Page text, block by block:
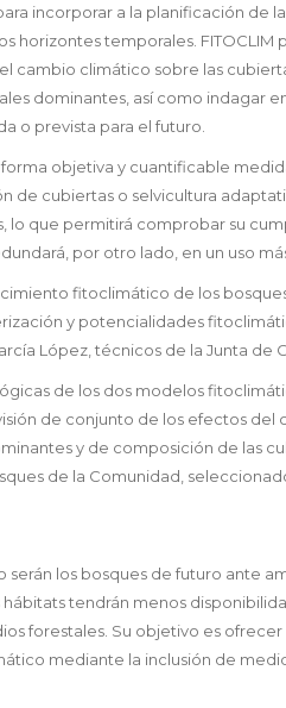
incorporar a la planificación de
horizontes temporales.
cambio climático sobre las
dominantes, así como indagar
o prevista para el futuro.
objetiva y cuantificable
de cubiertas o selvicultura
que permitirá comprobar su
por otro lado, en un uso
fitoclimático de los
y potencialidades
López, técnicos de la Junta de
de los dos modelos
de conjunto de los efectos
y de composición de las
de la Comunidad,
los bosques de futuro ante
tendrán menos
forestales. Su objetivo es
mediante la inclusión de